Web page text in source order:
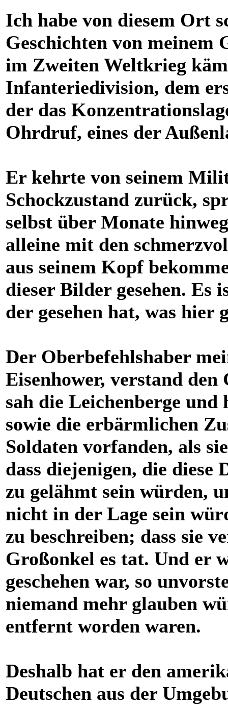
Ich habe von diesem Ort
Geschichten von meinem
im Zweiten Weltkrieg
Infanteriedivision, dem
der das
Ohrdruf, eines der
Er kehrte von seinem
Schockzustand zurück,
selbst über Monate
alleine mit den
aus seinem Kopf
dieser Bilder gesehen. Es
der gesehen hat, was hier
Der Oberbefehlshaber
Eisenhower, verstand
sah die Leichenberge und
sowie die erbärmlichen
Soldaten vorfanden, als
dass diejenigen, die diese
zu gelähmt sein würden,
nicht in der Lage sein
zu beschreiben; dass sie
Großonkel es tat. Und er
geschehen war, so
niemand mehr glauben
entfernt worden waren.
Deshalb hat er den
Deutschen aus der